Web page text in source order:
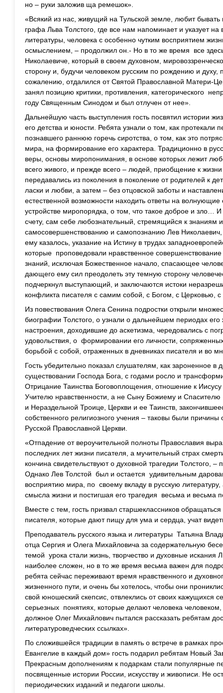
но – руки заложив ща ремешок».
«Всякий из нас, живущий на Тульской земле, любит
графа Льва Толстого, где все нам напоминает и указует на
литературы, человека с особенно чутким восприятием
осмыслением, – продолжил он.- Но в то же время все
Николаевиче, который в своем духовном,
сторону и, будучи человеком русским по рождению и
сожалению, отдалился от Святой Православной Матери-
занял позицию критики, противления, категорического
году Священным Синодом и был отлучен от нее».
Дальнейшую часть выступления гость посвятил истории
его детства и юности. Ребята узнали о том, как протекали
познавшего раннюю горечь сиротства, о том, как это
мира, на формирование его характера. Традиционно в
веры, основы миропонимания, в основе которых лежит
всего живого, и прежде всего – людей, приобщение к
передавались из поколения в поколение от родителей к
ласки и любви, а затем – без отцовской заботы и
естественной возможности находить ответы на
устройстве миропорядка, о том, что такое доброе и зло…
счету, сам себе любознательный, стремящийся к знаниям
самосовершенствованию и самопознанию Лев
ему казалось, указание на Истину в трудах
которые проповедовали нравственное
знаний, исключая Божественное начало, спасающее
дающего ему сил преодолеть эту темную сторону
подчеркнул выступающий, и заключаются истоки
конфликта писателя с самим собой, с Богом, с Церковью,
Из повествования Олега Сенина подростки открыли
биографии Толстого, о узнали о дальнейшем периодах его
настроения, доходившие до аскетизма, чередовались с
удовольствия, о формировании его личности,
борьбой с собой, отраженных в дневниках писателя и во
Гость убедительно показал слушателям, как зароненное в
существовании Господа Бога, с годами росло и
Отрицание Таинства Боговоплощения, отношение к Иисусу
Учителю нравственности, а не Сыну Божиему и
и Нераздельной Троице, Церкви и ее Таинств,
собственного религиозного учения – таковы были причины
Русской Православной Церкви.
«Отпадение от вероучительной полноты Православия
последних лет жизни писателя, а мучительный страх
кончина свидетельствуют о духовной трагедии Толстого,
Однако Лев Толстой был и остается удивительным
восприятию мира, по своему вкладу в русскую
смысла жизни и постигшая его трагедия весьма и весьма
Вместе с тем, гость призвал старшеклассников
писателя, которые дают пищу для ума и сердца, учат
Преподаватель русского языка и литературы Татьяна
отца Сергия и Олега Михайловича за содержательную
темой урока стали жизнь, творчество и духовные искания
наиболее сложен, но в то же время весьма важен для
ребята сейчас переживают время нравственного и
жизненного пути, и очень бы хотелось, чтобы они
свой юношеский скепсис, отвлеклись от своих кажущихся
серьезных понятиях, которые делают человека
должное Олег Михайлович пытался рассказать ребятам
литературоведческих ссылках».
По сложившейся традиции в память о встрече в рамках
Евангелие в каждый дом» гость подарил ребятам Новый
Прекрасным дополнениям к подаркам стали популярные
посвященные истории России, искусству и живописи. Не
периодических изданий и педагоги школы.